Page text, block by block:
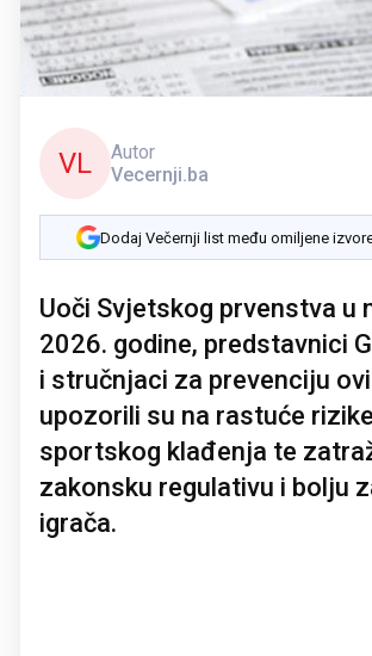
VL
Autor
Vecernji.ba
Dodaj Večernji list među omiljene
Uoči Svjetskog prvenstva u
2026. godine, predstavnici
i stručnjaci za prevenciju
upozorili su na rastuće rizike
sportskog klađenja te
zakonsku regulativu i bolju
igrača.